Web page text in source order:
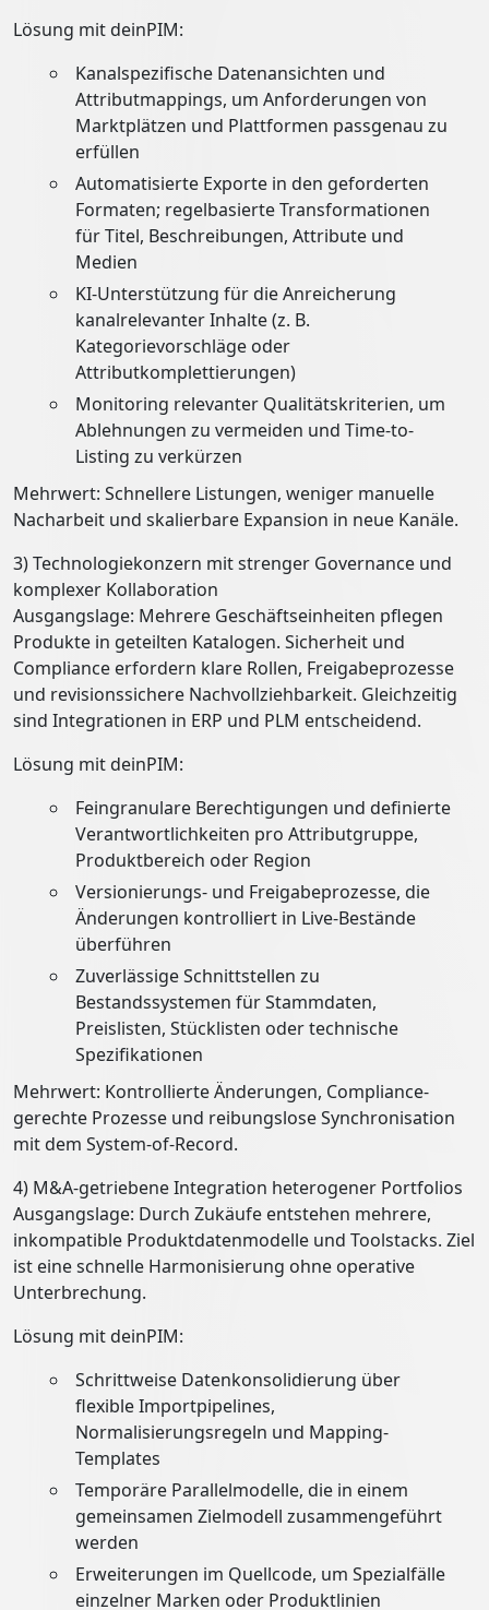
Lösung mit deinPIM:
Kanalspezifische Datenansichten und
Attributmappings, um Anforderungen von
Marktplätzen und Plattformen passgenau zu
erfüllen
Automatisierte Exporte in den geforderten
Formaten; regelbasierte Transformationen
für Titel, Beschreibungen, Attribute und
Medien
KI-Unterstützung für die Anreicherung
kanalrelevanter Inhalte (z. B.
Kategorievorschläge oder
Attributkomplettierungen)
Monitoring relevanter Qualitätskriterien, um
Ablehnungen zu vermeiden und Time-to-
Listing zu verkürzen
Mehrwert: Schnellere Listungen, weniger manuelle
Nacharbeit und skalierbare Expansion in neue Kanäle.
3) Technologiekonzern mit strenger Governance und
komplexer Kollaboration
Ausgangslage: Mehrere Geschäftseinheiten pflegen
Produkte in geteilten Katalogen. Sicherheit und
Compliance erfordern klare Rollen, Freigabeprozesse
und revisionssichere Nachvollziehbarkeit. Gleichzeitig
sind Integrationen in ERP und PLM entscheidend.
Lösung mit deinPIM:
Feingranulare Berechtigungen und definierte
Verantwortlichkeiten pro Attributgruppe,
Produktbereich oder Region
Versionierungs- und Freigabeprozesse, die
Änderungen kontrolliert in Live-Bestände
überführen
Zuverlässige Schnittstellen zu
Bestandssystemen für Stammdaten,
Preislisten, Stücklisten oder technische
Spezifikationen
Mehrwert: Kontrollierte Änderungen, Compliance-
gerechte Prozesse und reibungslose Synchronisation
mit dem System-of-Record.
4) M&A-getriebene Integration heterogener Portfolios
Ausgangslage: Durch Zukäufe entstehen mehrere,
inkompatible Produktdatenmodelle und Toolstacks. Ziel
ist eine schnelle Harmonisierung ohne operative
Unterbrechung.
Lösung mit deinPIM:
Schrittweise Datenkonsolidierung über
flexible Importpipelines,
Normalisierungsregeln und Mapping-
Templates
Temporäre Parallelmodelle, die in einem
gemeinsamen Zielmodell zusammengeführt
werden
Erweiterungen im Quellcode, um Spezialfälle
einzelner Marken oder Produktlinien